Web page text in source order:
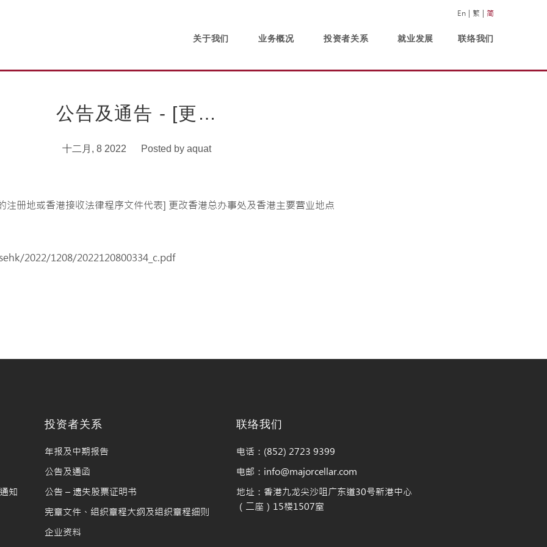
En 繁 简
关于我们 业务概况 投资者关系 就业发展 联络我们
公告及通告 - [更…
十二月, 8 2022 Posted by aquat
2022/1208/2022120800334_c.pdf
知
投资者关系
年报及中期报告
公告及通函
公告 – 遗失股票证明书
宪章文件、组织章程大纲及组织章程细则
企业资料
联络我们
电话：(852) 2723 9399
电邮：info@majorcellar.com
地址：香港九龙尖沙咀广东道30号新港中心
（二座）15楼1507室